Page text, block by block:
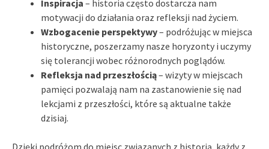
Inspiracja – historia często dostarcza nam
motywacji do działania oraz refleksji nad życiem.
Wzbogacenie perspektywy– podróżując w miejsca
historyczne, poszerzamy nasze horyzonty i uczymy
się tolerancji wobec różnorodnych poglądów.
Refleksja nad przeszłością– wizyty w miejscach
pamięci pozwalają nam na zastanowienie się nad
lekcjami z przeszłości, które są aktualne także
dzisiaj.